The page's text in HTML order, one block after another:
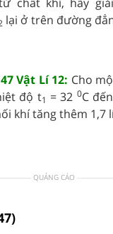
lại ở trên đường
Vật Lí 12: Cho
độ t1 = 32 0C
khí tăng thêm 1,7
QUẢNG CÁO